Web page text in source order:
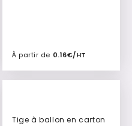
À partir de 0.16€/HT
Ajouter à mon devis
Tige à ballon en carton